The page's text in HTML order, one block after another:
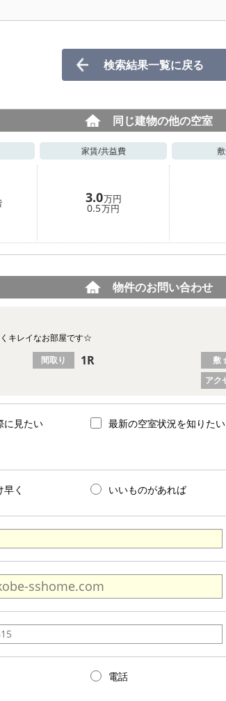
検索結果一覧に戻る
同じ建物の他の空室
家賃/共益費
3.0万円
0.5万円
物件のお問い合わせ
キレイなお部屋です☆
アク
間取り 1R 敷
に見たい 最新の空室状況を知りたい
く いいものがあれば
電話